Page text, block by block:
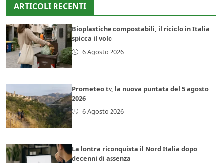
ARTICOLI RECENTI
Bioplastiche compostabili, il riciclo in Italia
spicca il volo
6 Agosto 2026
Prometeo tv, la nuova puntata del 5 agosto
2026
6 Agosto 2026
La lontra riconquista il Nord Italia dopo
decenni di assenza